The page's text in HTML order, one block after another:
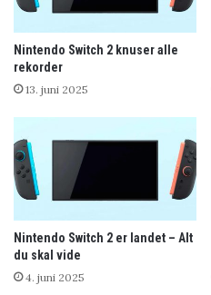
Nintendo Switch 2 knuser alle
rekorder
13. juni 2025
Nintendo Switch 2 er landet – Alt
du skal vide
4. juni 2025